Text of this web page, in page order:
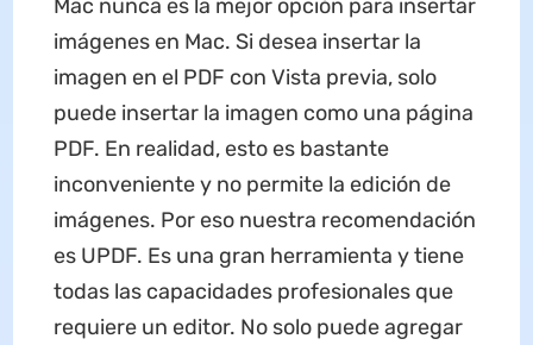
Mac nunca es la mejor opción para insertar
imágenes en Mac. Si desea insertar la
imagen en el PDF con Vista previa, solo
puede insertar la imagen como una página
PDF. En realidad, esto es bastante
inconveniente y no permite la edición de
imágenes. Por eso nuestra recomendación
es UPDF. Es una gran herramienta y tiene
todas las capacidades profesionales que
requiere un editor. No solo puede agregar